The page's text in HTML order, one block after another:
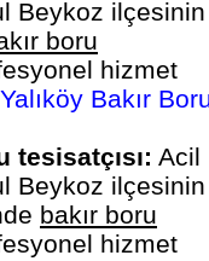
Beykoz ilçesinin
boru
hizmet
Yalıköy Bakır
tesisatçısı: Acil
Beykoz ilçesinin
bakır boru
hizmet